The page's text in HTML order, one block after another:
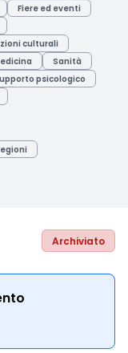
Fiere ed eventi
culturali
Sanità
psicologico
Archiviato